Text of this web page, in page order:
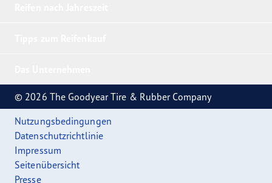
© 2026 The Goodyear Tire & Rubber Company
Nutzungsbedingungen
Datenschutzrichtlinie
Impressum
Seitenübersicht
Presse